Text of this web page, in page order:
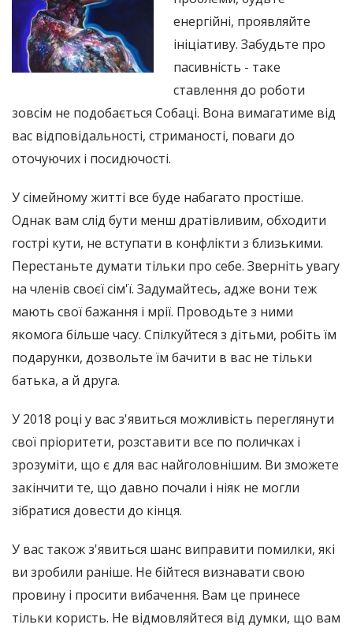
енергійні, проявляйте
ініціативу. Забудьте про
пасивність - таке
ставлення до роботи
зовсім не подобається Собаці. Вона вимагатиме від
вас відповідальності, стриманості, поваги до
оточуючих і посидючості.
У сімейному житті все буде набагато простіше.
Однак вам слід бути менш дратівливим, обходити
гострі кути, не вступати в конфлікти з близькими.
Перестаньте думати тільки про себе. Зверніть увагу
на членів своєї сім'ї. Задумайтесь, адже вони теж
мають свої бажання і мрії. Проводьте з ними
якомога більше часу. Спілкуйтеся з дітьми, робіть їм
подарунки, дозвольте їм бачити в вас не тільки
батька, а й друга.
У 2018 році у вас з'явиться можливість переглянути
свої пріоритети, розставити все по поличках і
зрозуміти, що є для вас найголовнішим. Ви зможете
закінчити те, що давно почали і ніяк не могли
зібратися довести до кінця.
У вас також з'явиться шанс виправити помилки, які
ви зробили раніше. Не бійтеся визнавати свою
провину і просити вибачення. Вам це принесе
тільки користь. Не відмовляйтеся від думки, що вам